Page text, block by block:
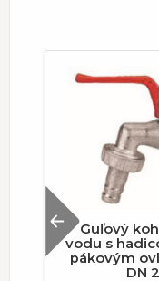
Previous
Guľový
vodu s
pákovým
DN